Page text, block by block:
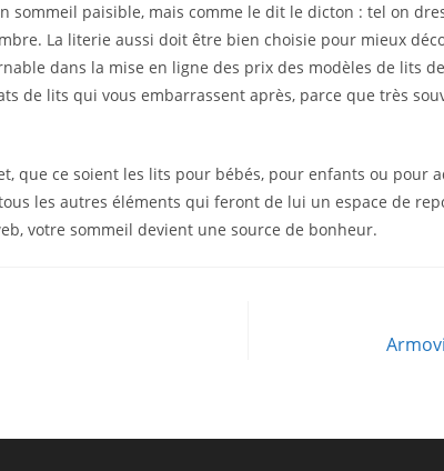
sommeil paisible, mais comme le dit le dicton : tel on
La literie aussi doit être bien choisie pour mieux
dans la mise en ligne des prix des modèles de lits
de lits qui vous embarrassent après, parce que très
que ce soient les lits pour bébés, pour enfants ou pour
les autres éléments qui feront de lui un espace de
votre sommeil devient une source de bonheur.